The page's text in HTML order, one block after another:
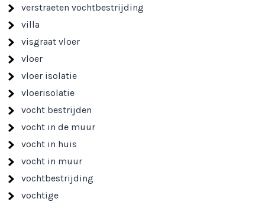
verstraeten vochtbestrijding
villa
visgraat vloer
vloer
vloer isolatie
vloerisolatie
vocht bestrijden
vocht in de muur
vocht in huis
vocht in muur
vochtbestrijding
vochtige